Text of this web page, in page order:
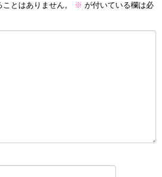
とはありません。 ※ が付いている欄は必